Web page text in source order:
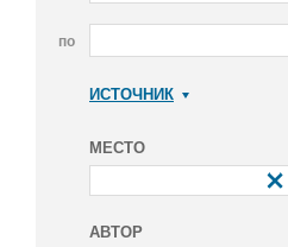
по
ИСТОЧНИК
МЕСТО
АВТОР